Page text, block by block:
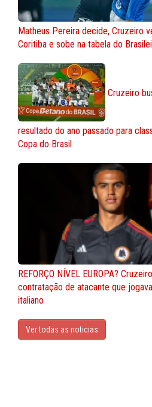
Matheus Pereira decide, Cruzeiro
Coritiba e sobe na tabela do
Cruzeiro
resultado do ano passado para
Copa do Brasil
REFORÇO NÍVEL EUROPA?
contratação de atacante que
italiano
Ver todas as noticias